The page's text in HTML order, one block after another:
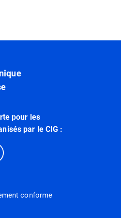
pour les
par le CIG :
conforme